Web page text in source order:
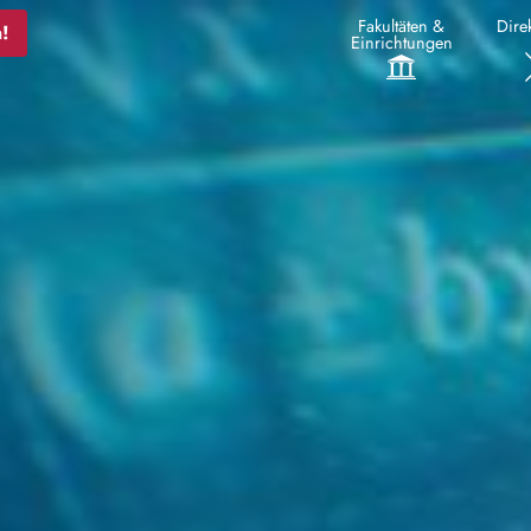
Fakultäten &
Einrichtungen